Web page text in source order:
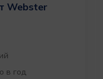
Webster
в год